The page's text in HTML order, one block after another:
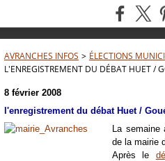
AVRANCHES INFOS > ÉLECTIONS
L'ENREGISTREMENT DU DÉBAT HUET /
8 février 2008
l'enregistrement du débat Huet /
La semaine
de la mairie
Après le